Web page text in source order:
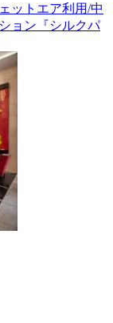
ットエア利用/中
ョン『シルクパ